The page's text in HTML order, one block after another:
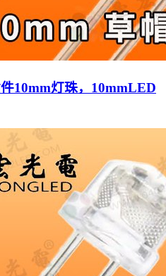
10mm灯珠，10mmLED